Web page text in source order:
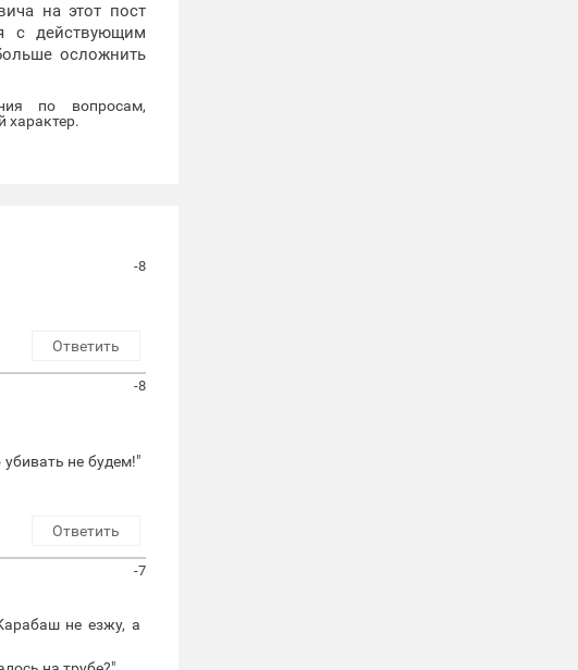
на этот пост
с действующим
осложнить
по вопросам,
характер.
-8
Ответить
-8
не будем!"
Ответить
-7
не езжу, а